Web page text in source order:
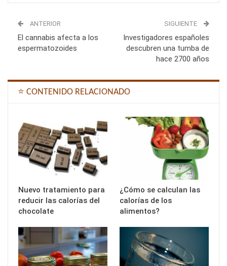
ANTERIOR
El cannabis afecta a los
espermatozoides
SIGUIENTE
Investigadores españoles
descubren una tumba de
hace 2700 años
⭐ CONTENIDO RELACIONADO
Nuevo tratamiento para
reducir las calorías del
chocolate
¿Cómo se calculan las
calorías de los
alimentos?